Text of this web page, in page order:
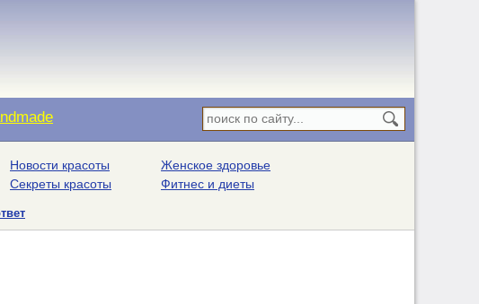
Новости красоты
Секреты красоты
Женское здоровье
Фитнес и диеты